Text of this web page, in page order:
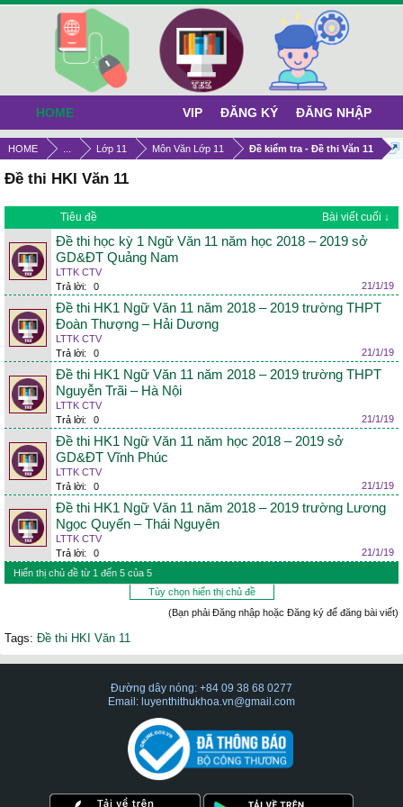
HOME Lớp 11 Môn Văn Lớp 11 Đề kiểm tra - Đề thi Văn 11
Đề thi HKI Văn 11
Tiêu đề Bài viết cuối ↓
Đề thi học kỳ 1 Ngữ Văn 11 năm học 2018 – 2019 sở
GD&ĐT Quảng Nam
LTTK CTV
Trả lời:
0 21/1/19
Đề thi HK1 Ngữ Văn 11 năm 2018 – 2019 trường THPT
Đoàn Thượng – Hải Dương
LTTK CTV
Trả lời:
0 21/1/19
Đề thi HK1 Ngữ Văn 11 năm 2018 – 2019 trường THPT
Nguyễn Trãi – Hà Nội
LTTK CTV
Trả lời:
0 21/1/19
Đề thi HK1 Ngữ Văn 11 năm học 2018 – 2019 sở
GD&ĐT Vĩnh Phúc
LTTK CTV
Trả lời:
0 21/1/19
Đề thi HK1 Ngữ Văn 11 năm 2018 – 2019 trường Lương
Ngọc Quyến – Thái Nguyên
LTTK CTV
Trả lời:
0
21/1/19
Hiển thị chủ đề từ 1 đến 5 của 5
Tùy chọn hiển thị chủ đề
(Bạn phải Đăng nhập hoặc Đăng ký để đăng bài viết)
Tags: Đề thi HKI Văn 11
HOME VIP ĐĂNG KÝ ĐĂNG NHẬP
Đường dây nóng: +84 09 38 68 0277
Email: luyenthithukhoa.vn@gmail.com